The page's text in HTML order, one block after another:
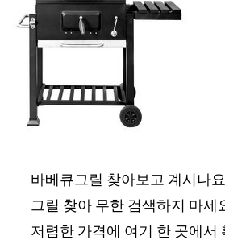
바베큐그릴 찾아보고 계시나
그릴 찾아 무한 검색하지 마세
저렴한 가격에 여기 한 곳에서